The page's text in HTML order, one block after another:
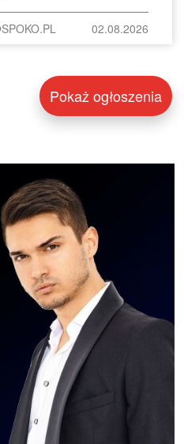
02.08.2026
Pokaż ogłoszenia